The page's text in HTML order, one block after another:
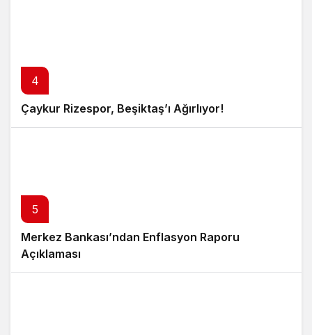
4
Çaykur Rizespor, Beşiktaş’ı Ağırlıyor!
5
Merkez Bankası’ndan Enflasyon Raporu
Açıklaması